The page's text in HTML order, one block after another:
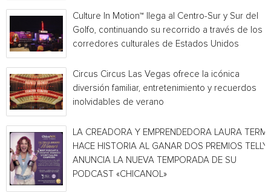
Culture In Motion™ llega al Centro-Sur y Sur del
Golfo, continuando su recorrido a través de los
corredores culturales de Estados Unidos
Circus Circus Las Vegas ofrece la icónica
diversión familiar, entretenimiento y recuerdos
inolvidables de verano
LA CREADORA Y EMPRENDEDORA LAURA
HACE HISTORIA AL GANAR DOS PREMIOS TELLY
ANUNCIA LA NUEVA TEMPORADA DE SU
PODCAST «CHICANOL»